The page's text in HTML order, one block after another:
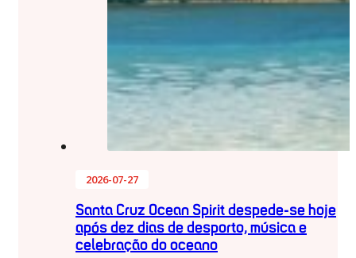
2026-07-27
Santa Cruz Ocean Spirit despede-se hoje
após dez dias de desporto, música e
celebração do oceano